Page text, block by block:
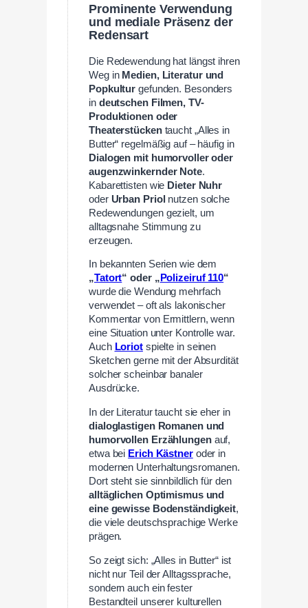
Prominente Verwendung
und mediale Präsenz der
Redensart
Die Redewendung hat längst ihren
Weg in Medien, Literatur und
Popkultur gefunden. Besonders
in deutschen Filmen, TV-
Produktionen oder
Theaterstückentaucht „Alles in
Butter“ regelmäßig auf – häufig in
Dialogen mit humorvoller oder
augenzwinkernder Note.
Kabarettisten wie Dieter Nuhr
oder Urban Priol nutzen solche
Redewendungen gezielt, um
alltagsnahe Stimmung zu
erzeugen.
In bekannten Serien wie dem
„Tatort“ oder „ Polizeiruf 110“
wurde die Wendung mehrfach
verwendet – oft als lakonischer
Kommentar von Ermittlern, wenn
eine Situation unter Kontrolle war.
Auch Loriotspielte in seinen
Sketchen gerne mit der Absurdität
solcher scheinbar banaler
Ausdrücke.
In der Literatur taucht sie eher in
dialoglastigen Romanen und
humorvollen Erzählungenauf,
etwa bei Erich Kästneroder in
modernen Unterhaltungsromanen.
Dort steht sie sinnbildlich für den
alltäglichen Optimismus und
eine gewisse Bodenständigkeit,
die viele deutschsprachige Werke
prägen.
So zeigt sich: „Alles in Butter“ ist
nicht nur Teil der Alltagssprache,
sondern auch ein fester
Bestandteil unserer kulturellen